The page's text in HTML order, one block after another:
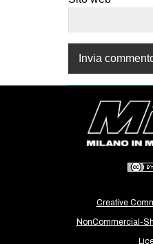
Creative
NonCommercial-